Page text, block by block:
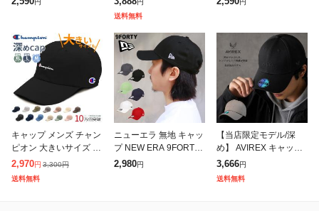
ドベンチャーハット 17
158300 1715840
送料無料
キャップ メンズ チャン
ピオン 大きいサイズ 深
め BIGサイズ キングサ
イズ ビッグサイズ 秋
2,970円 3,300円
送料無料
ニューエラ 無地 キャッ
プ NEW ERA 9FORTY
BLANK メンズ レディ
2,980円
【当店限定モデル/深
め】 AVIREX キャップ
メンズ レディース 深め
刺繍 シンプル 8174750
3,666円
送料無料